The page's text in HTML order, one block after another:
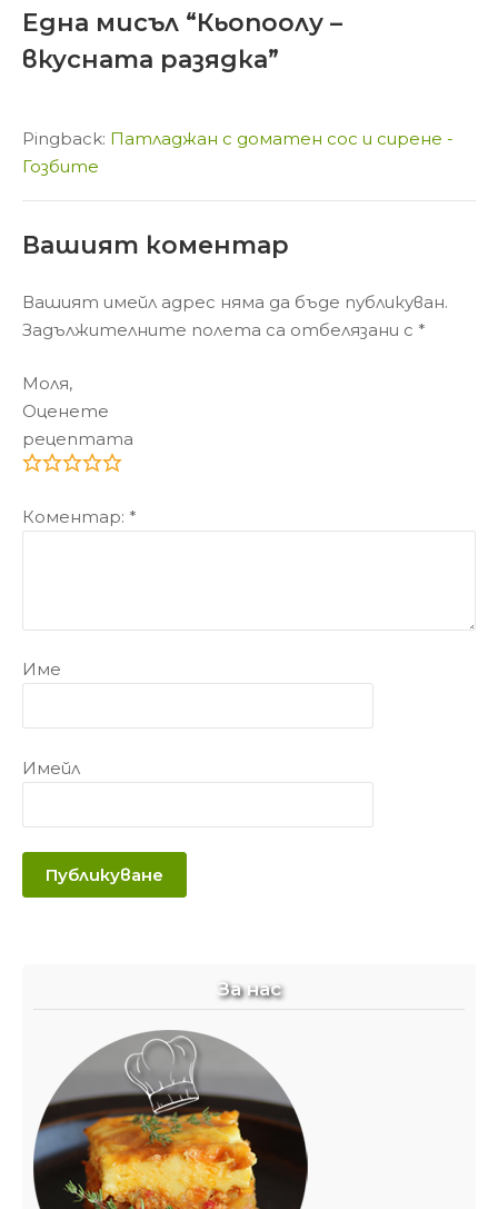
Една мисъл “Кьопоолу –
вкусната разядка”
Pingback: Патладжан с доматен сос и сирене -
Гозбите
Вашият коментар
Вашият имейл адрес няма да бъде публикуван.
Задължителните полета са отбелязани с *
Моля,
Оценете
рецептата
Коментар: *
Име
Имейл
За нас